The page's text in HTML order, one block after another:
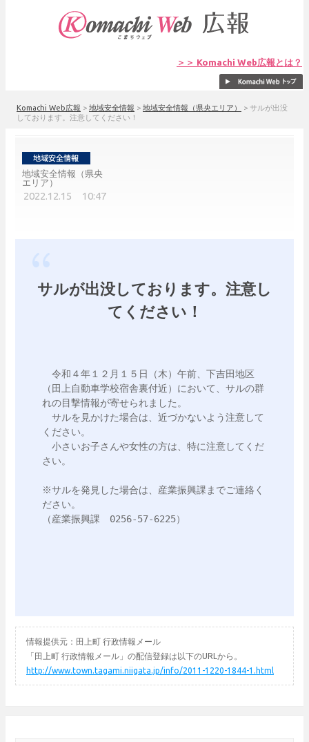
＞＞ Komachi Web広報とは？
Komachi Web広報 > 地域安全情報 > 地域安全情報（県央エリア） > サルが出没
しております。注意してください！
地域安全情報（県央
エリア）
2022.12.15 10:47
サルが出没しております。注意し
てください！
令和４年１２月１５日（木）午前、下吉田地区
（田上自動車学校宿舎裏付近）において、サルの群
れの目撃情報が寄せられました。
サルを見かけた場合は、近づかないよう注意して
ください。
小さいお子さんや女性の方は、特に注意してくだ
さい。
※サルを発見した場合は、産業振興課までご連絡く
ださい。
（産業振興課　0256-57-6225）
情報提供元：田上町 行政情報メール
「田上町 行政情報メール」の配信登録は以下のURLから。
http://www.town.tagami.niigata.jp/info/2011-1220-1844-1.html